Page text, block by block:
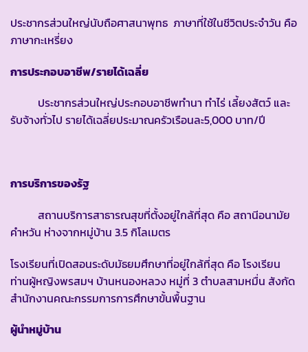
ประชากรส่วนใหญ่นับถือศาสนาพุทธ ภาษาที่ใช้ในชีวิตประจำวัน คือ
ภาษากะเหรี่ยง
การประกอบอาชีพ/รายได้เฉลี่ย
ประชากรส่วนใหญ่ประกอบอาชีพทำนา ทำไร่ เลี้ยงสัตว์ และ
รับจ้างทั่วไป รายได้เฉลี่ยประมาณครัวเรือนละ5,000 บาท/ปี
การบริการของรัฐ
สถานบริการสาธารณสุขที่ตั้งอยู่ใกล้ที่สุด คือ สถานีอนามัย
คำหวัน ห่างจากหมู่บ้าน 3.5 กิโลเมตร
โรงเรียนที่เปิดสอนระดับมัธยมศึกษาที่อยู่ใกล้ที่สุด คือ โรงเรียน
ท่านผู้หญิงพรสมฯ บ้านหนองหลวง หมู่ที่ 3 ตำบลสามหมื่น สังกัด
สำนักงานคณะกรรมการการศึกษาขั้นพื้นฐาน
ผู้นำหมู่บ้าน